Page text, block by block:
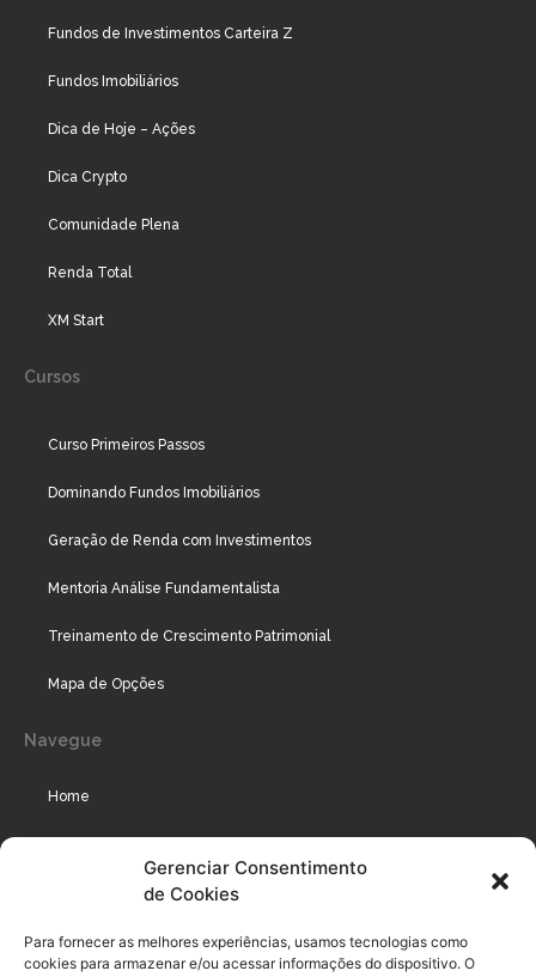
Gerenciar Consentimento
de Cookies
Para fornecer as melhores experiências, usamos tecnologias como
cookies para armazenar e/ou acessar informações do dispositivo. O
Fundos de Investimentos Carteira Z
Fundos Imobiliários
Dica de Hoje – Ações
Dica Crypto
Comunidade Plena
Renda Total
XM Start
Cursos
Curso Primeiros Passos
Dominando Fundos Imobiliários
Geração de Renda com Investimentos
Mentoria Análise Fundamentalista
Treinamento de Crescimento Patrimonial
Mapa de Opções
Navegue
Home
Podcast